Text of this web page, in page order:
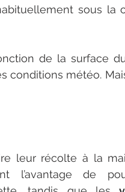
sous la
de la surface
conditions météo.
leur récolte à la
l’avantage de